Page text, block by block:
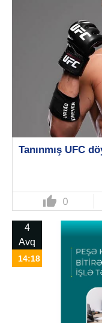
Tanınmış UFC
thumb_up 0
4
Avq
14:18